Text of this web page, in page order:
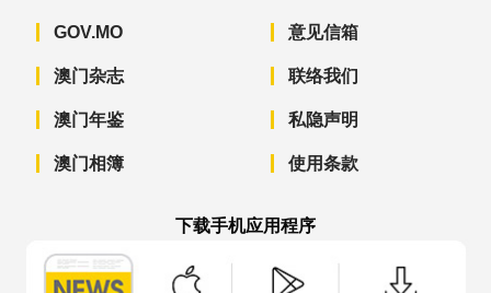
GOV.MO
澳门杂志
澳门年鉴
澳门相簿
意见信箱
联络我们
私隐声明
使用条款
下载手机应用程序